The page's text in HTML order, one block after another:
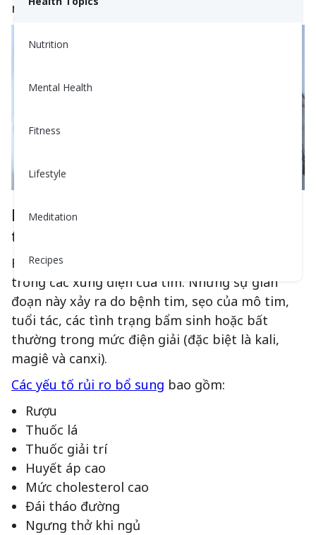
Nutrition
Mental Health
Fitness
Lifestyle
Meditation
Recipes
ngay lập tức.
Nguyên nhân gây ra rối loạn nhịp
tim
Rối loạn nhịp tim được gây ra bởi sự gián đoạn
trong các xung điện của tim. Những sự gián
đoạn này xảy ra do bệnh tim, sẹo của mô tim,
tuổi tác, các tình trạng bẩm sinh hoặc bất
thường trong mức điện giải (đặc biệt là kali,
magiê và canxi).
Các yếu tố rủi ro bổ sung bao gồm:
Rượu
Thuốc lá
Thuốc giải trí
Huyết áp cao
Mức cholesterol cao
Đái tháo đường
Ngưng thở khi ngủ